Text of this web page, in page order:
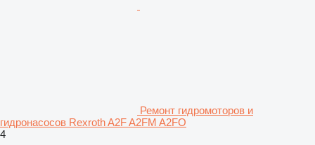
Ремонт гидромоторов и
гидронасосов Rexroth A2F A2FM A2FO
4